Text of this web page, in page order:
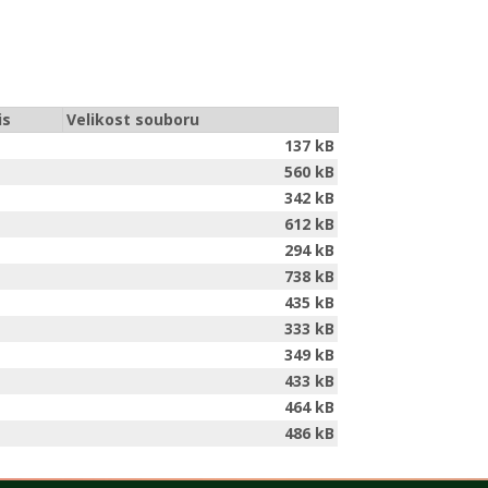
Velikost souboru
137 kB
560 kB
342 kB
612 kB
294 kB
738 kB
435 kB
333 kB
349 kB
433 kB
464 kB
486 kB